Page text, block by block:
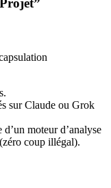
sur Claude ou Grok
moteur d’analyse
(zéro coup illégal).